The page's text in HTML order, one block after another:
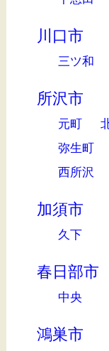
川口市
三ツ和
所沢市
元町
弥生町
西所沢
加須市
久下
春日部市
中央
鴻巣市